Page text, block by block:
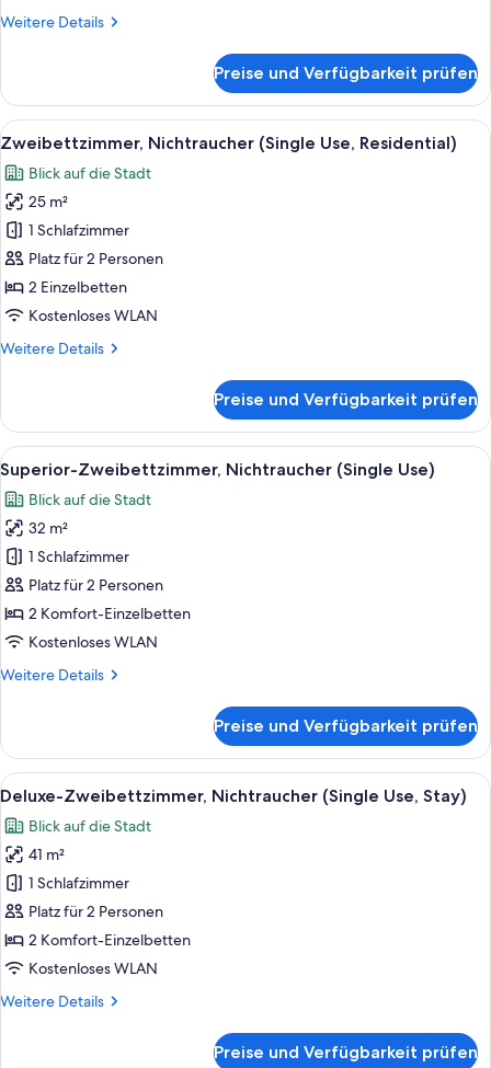
Weitere Details
Weitere
Zweibettzimmer,
Nichtraucher
(Single
Preise und Verfügbarkeit prüfen
Alle
Fotos
für
Zweibettzimmer,
Nichtraucher
(Single
Use,
Residential)
Ein Hotelzimmer mit zwei Betten,
20
Zweibettzimmer, Nichtraucher (Single Use, Residential)
Blick auf die Stadt
25 m²
1 Schlafzimmer
Platz für 2 Personen
2 Einzelbetten
Kostenloses WLAN
Weitere Details
Weitere
Nichtraucher
(Single
Use,
Residential)
Preise und Verfügbarkeit prüfen
Alle
Fotos
für
Superior-
Zweibettzimmer,
Nichtraucher
(Single
Use)
Ein Hotelzimmer mit zwei Betten,
21
Superior-Zweibettzimmer, Nichtraucher (Single Use)
Blick auf die Stadt
32 m²
1 Schlafzimmer
Platz für 2 Personen
2 Komfort-Einzelbetten
Kostenloses WLAN
Weitere Details
Weitere
Zweibettzimmer,
Nichtraucher
(Single
Preise und Verfügbarkeit prüfen
Alle
Fotos
für
Deluxe-
Zweibettzimmer,
Nichtraucher
(Single
Use,
anzeigen
Ein Hotelzimmer mit zwei Betten,
22
Deluxe-Zweibettzimmer, Nichtraucher (Single Use, Stay)
Blick auf die Stadt
41 m²
1 Schlafzimmer
Platz für 2 Personen
2 Komfort-Einzelbetten
Kostenloses WLAN
Weitere Details
Weitere
Preise und Verfügbarkeit prüfen